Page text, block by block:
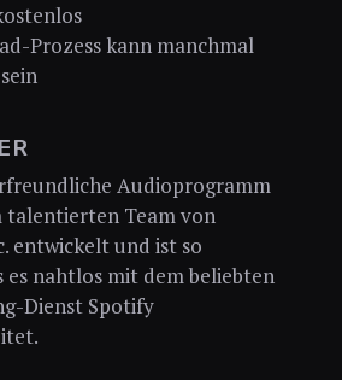
Prozess kann manchmal
Audioprogramm
talentierten Team von
entwickelt und ist so
es nahtlos mit dem beliebten
Dienst Spotify